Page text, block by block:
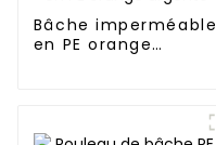
Bâche imperméable
en PE orange